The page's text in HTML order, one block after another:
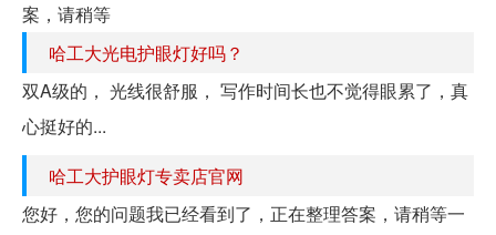
案，请稍等
哈工大光电护眼灯好吗？
双A级的， 光线很舒服， 写作时间长也不觉得眼累了，真
心挺好的...
哈工大护眼灯专卖店官网
您好，您的问题我已经看到了，正在整理答案，请稍等一